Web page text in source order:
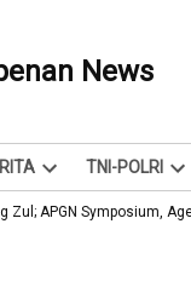
News
dan Info
Open
dropdown
TNI-POLRI
Zul; APGN Symposium,